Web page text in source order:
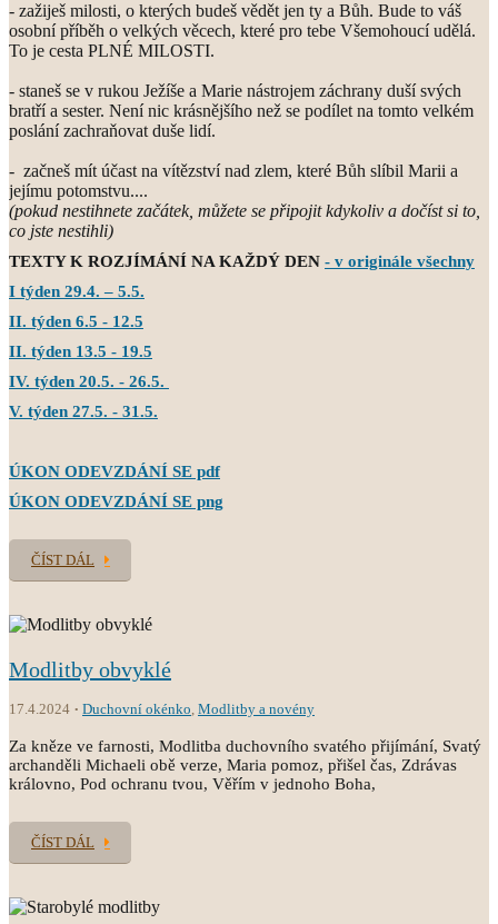
- zažiješ milosti, o kterých budeš vědět jen ty a Bůh. Bude to váš
osobní příběh o velkých věcech, které pro tebe Všemohoucí udělá.
To je cesta PLNÉ MILOSTI.
- staneš se v rukou Ježíše a Marie nástrojem záchrany duší svých
bratří a sester. Není nic krásnějšího než se podílet na tomto velkém
poslání zachraňovat duše lidí.
- začneš mít účast na vítězství nad zlem, které Bůh slíbil Marii a
jejímu potomstvu....
(pokud nestihnete začátek, můžete se připojit kdykoliv a dočíst si to,
co jste nestihli)
TEXTY K ROZJÍMÁNÍ NA KAŽDÝ DEN - v originále všechny
I týden 29.4. – 5.5.
II. týden 6.5 - 12.5
II. týden 13.5 - 19.5
IV. týden 20.5. - 26.5.
V. týden 27.5. - 31.5.
ÚKON ODEVZDÁNÍ SE pdf
ÚKON ODEVZDÁNÍ SE png
ČÍST DÁL
Modlitby obvyklé
17.4.2024 Duchovní okénko, Modlitby a novény
Za kněze ve farnosti, Modlitba duchovního svatého přijímání, Svatý
archanděli Michaeli obě verze, Maria pomoz, přišel čas, Zdrávas
královno, Pod ochranu tvou, Věřím v jednoho Boha,
ČÍST DÁL